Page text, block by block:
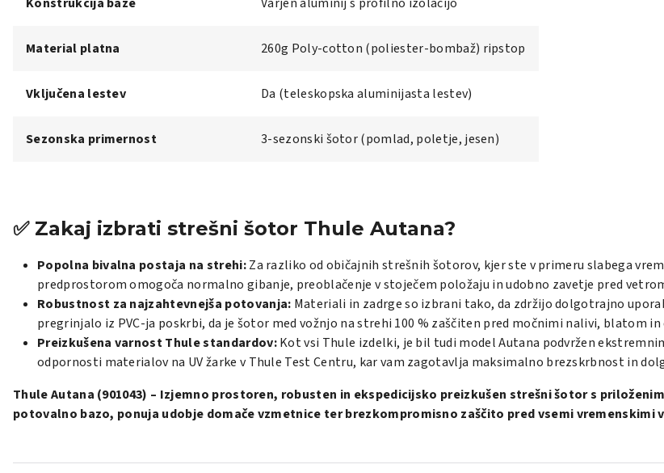
Material platna 260g Poly-cotton (poliester-bombaž) ripstop
Vključena lestev Da (teleskopska aluminijasta lestev)
Sezonska primernost 3-sezonski šotor (pomlad, poletje, jesen)
✅ Zakaj izbrati strešni šotor Thule Autana?
Popolna bivalna postaja na strehi:Za razliko od običajnih strešnih šotorov, kjer ste v primeru slabega
predprostorom omogoča normalno gibanje, preoblačenje v stoječem položaju in udobno zavetje pred
Robustnost za najzahtevnejša potovanja: Materiali in zadrge so izbrani tako, da zdržijo dolgotrajno
pregrinjalo iz PVC-ja poskrbi, da je šotor med vožnjo na strehi 100 % zaščiten pred močnimi nalivi, blatom
Preizkušena varnost Thule standardov:Kot vsi Thule izdelki, je bil tudi model Autana podvržen
odpornosti materialov na UV žarke v Thule Test Centru, kar vam zagotavlja maksimalno brezskrbnost in
Thule Autana (901043) – Izjemno prostoren, robusten in ekspedicijsko preizkušen strešni šotor s
potovalno bazo, ponuja udobje domače vzmetnice ter brezkompromisno zaščito pred vsemi vremenskimi